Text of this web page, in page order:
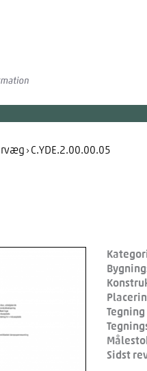
› C.YDE.2.00.00.05
Tegning
Sidst